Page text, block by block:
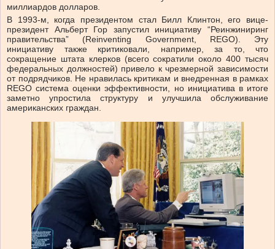
миллиардов долларов.
В 1993-м, когда президентом стал Билл Клинтон, его вице-
президент Альберт Гор запустил инициативу “Реинжиниринг
правительства” (Reinventing Government, REGO). Эту
инициативу также критиковали, например, за то, что
сокращение штата клерков (всего сократили около 400 тысяч
федеральных должностей) привело к чрезмерной зависимости
от подрядчиков. Не нравилась критикам и внедренная в рамках
REGO система оценки эффективности, но инициатива в итоге
заметно упростила структуру и улучшила обслуживание
американских граждан.